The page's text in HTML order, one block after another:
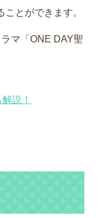
とができます。
マ「ONE DAY聖
説！